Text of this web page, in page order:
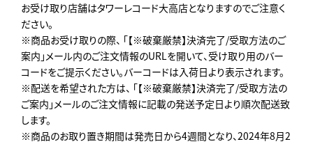
お受け取り店舗はタワーレコード大高店となりますのでご注意く
ださい。
※商品お受け取りの際、 「【※破棄厳禁】決済完了/受取方法のご
案内」メール内のご注文情報のURLを開いて、受け取り用のバー
コードをご提示ください。バーコードは入荷日より表示されます。
※配送を希望された方は、 「【※破棄厳禁】決済完了/受取方法の
ご案内」メールのご注文情報に記載の発送予定日より順次配送致
します。
※商品のお取り置き期間は発売日から4週間となり、2024年8月2